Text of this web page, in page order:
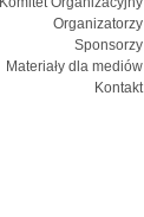
Organizatorzy
Sponsorzy
Materiały dla mediów
Kontakt